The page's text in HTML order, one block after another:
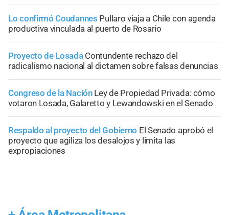
Lo confirmó Coudannes Pullaro viaja a Chile con agenda
productiva vinculada al puerto de Rosario
Proyecto de Losada Contundente rechazo del
radicalismo nacional al dictamen sobre falsas denuncias
Congreso de la Nación Ley de Propiedad Privada: cómo
votaron Losada, Galaretto y Lewandowski en el Senado
Respaldo al proyecto del Gobierno El Senado aprobó el
proyecto que agiliza los desalojos y limita las
expropiaciones